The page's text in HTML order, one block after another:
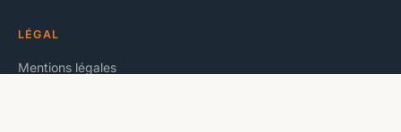
LÉGAL
Mentions légales